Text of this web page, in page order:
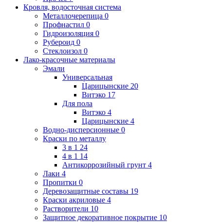
Кровля, водосточная система
Металлочерепица 0
Профнастил 0
Гидроизоляция 0
Рубероид 0
Стеклоизол 0
Лако-красочные материалы
Эмали
Универсальная
Царицынские 20
Витэко 17
Для пола
Витэко 4
Царицынские 4
Водно-дисперсионные 0
Краски по металлу
3 в 1 24
4 в 1 14
Антикоррозийный грунт 4
Лаки 4
Пропитки 0
Деревозащитные составы 19
Краски акриловые 4
Растворители 10
Защитное декоративное покрытие 10